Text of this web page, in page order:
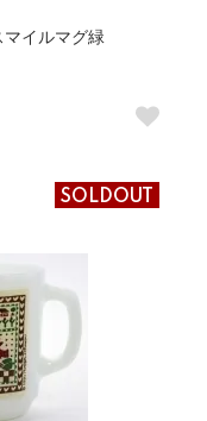
イルマグ緑
SOLDOUT